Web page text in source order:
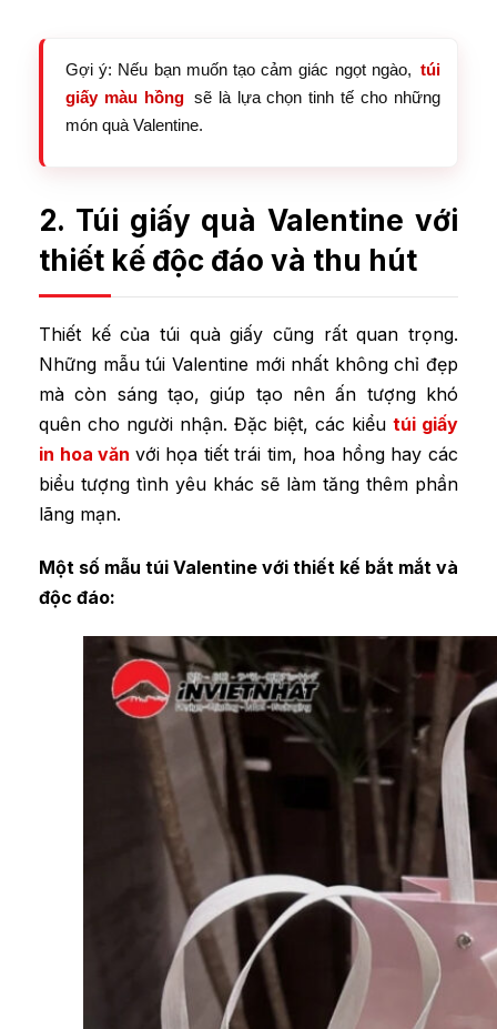
Gợi ý: Nếu bạn muốn tạo cảm giác ngọt ngào, túi
giấy màu hồng sẽ là lựa chọn tinh tế cho những
món quà Valentine.
2. Túi giấy quà Valentine với
thiết kế độc đáo và thu hút
Thiết kế của túi quà giấy cũng rất quan trọng.
Những mẫu túi Valentine mới nhất không chỉ đẹp
mà còn sáng tạo, giúp tạo nên ấn tượng khó
quên cho người nhận. Đặc biệt, các kiểutúi giấy
in hoa văn với họa tiết trái tim, hoa hồng hay các
biểu tượng tình yêu khác sẽ làm tăng thêm phần
lãng mạn.
Một số mẫu túi Valentine với thiết kế bắt mắt và
độc đáo: